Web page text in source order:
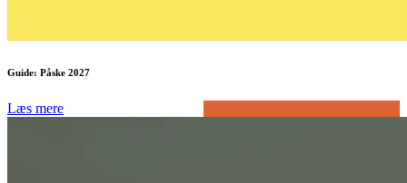
Guide: Påske 2027
Læs mere